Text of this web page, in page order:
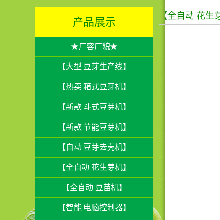
产品展示
★厂容厂貌★
【大型 豆芽生产线】
【热卖 箱式豆芽机】
【新款 斗式豆芽机】
【新款 节能豆芽机】
【自动 豆芽去壳机】
【全自动 花生芽机】
【全自动 豆苗机】
【智能 电脑控制器】
【全自动 花生